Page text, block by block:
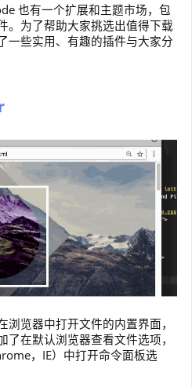
也有一个扩展和主题市场，包
。为了帮助大家挑选出值得下载
一些实用、有趣的插件与大家分
浏览器中打开文件的内置界面，
在默认浏览器查看文件选项，
，IE）中打开命令面板选